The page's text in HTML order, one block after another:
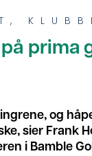
,
prima
og
sier Frank
i Bamble